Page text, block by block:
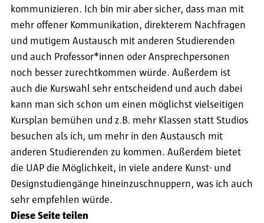
kommunizieren. Ich bin mir aber sicher, dass man mit
mehr offener Kommunikation, direkterem Nachfragen
und mutigem Austausch mit anderen Studierenden
und auch Professor*innen oder Ansprechpersonen
noch besser zurechtkommen würde. Außerdem ist
auch die Kurswahl sehr entscheidend und auch dabei
kann man sich schon um einen möglichst vielseitigen
Kursplan bemühen und z.B. mehr Klassen statt Studios
besuchen als ich, um mehr in den Austausch mit
anderen Studierenden zu kommen. Außerdem bietet
die UAP die Möglichkeit, in viele andere Kunst- und
Designstudiengänge hineinzuschnuppern, was ich auch
sehr empfehlen würde.
Diese Seite teilen